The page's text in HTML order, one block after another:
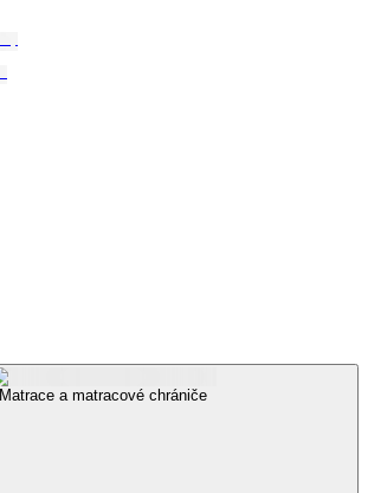
Matrace a matracové chrániče